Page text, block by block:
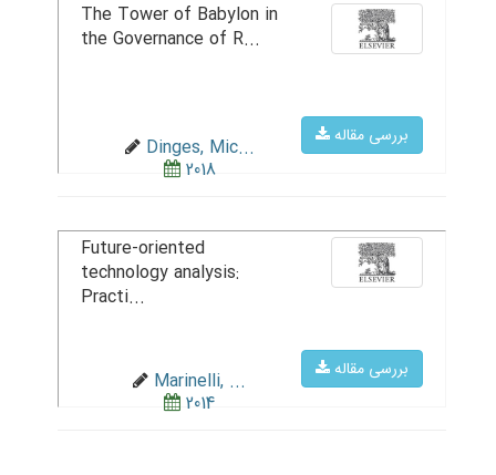
بررسی مقاله
The Tower of Babylon in
the Governance of R...
Dinges, Mic...
2018
بررسی مقاله
Future-oriented
technology analysis:
Practi...
Marinelli, ...
2014